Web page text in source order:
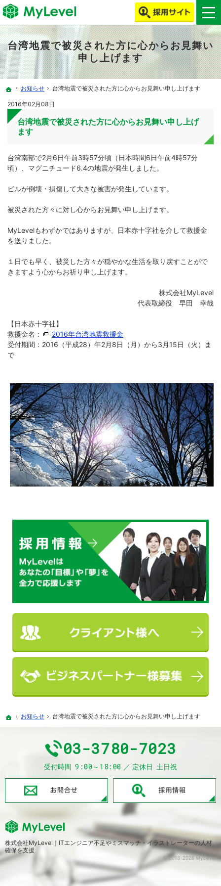
台湾地震で被災された方に心からお見舞い
申し上げます
MyLevelで、ITエンジニア・クリエイターの働き方改革をしよう！
MyLevelは、ITエンジニア・クリエイターの人材不足やミスマッチを解消します！
ホーム
お知らせ 台湾地震で被災された方に心からお見舞い申し上げます
2016年02月08日
台湾地震で被災された方に心からお見舞い申し上げ
ます
台湾南部で2月6日午前3時57分頃（日本時間6日午前4時57分
頃）、マグニチュード6.4の地震が発生しました。
ビルが倒壊・損傷して大きな被害が発生しています。
被災された方々に対し心からお見舞い申し上げます。
MyLevelもわずかではありますが、日本赤十字社を介して救援金
を送りました。
１日でも早く、被災した方々が穏やかな生活を取り戻すことがで
きますよう心からお祈り申し上げます。
株式会社MyLevel
代表取締役 早田 幸哉
【日本赤十字社】
救援金名：
2016年台湾地震救援金
受付期間：2016（平成28）年2月8日（月）から3月15日（火）ま
で
ホーム
お知らせ 台湾地震で被災された方に心からお見舞い申し上げます
03-3780-7023
受付時間 9:00～18:00 定休日 土日祝
お問合せ
© 2018-2026 MyLevel
株式会社MyLevel｜ITエンジニア不足やミスマッチ・イラストレーターの人材
確保を支援